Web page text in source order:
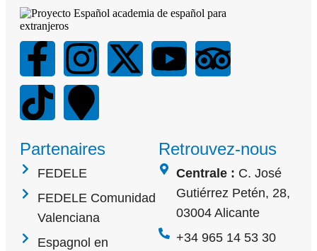
Partenaires
FEDELE
FEDELE Comunidad
Valenciana
Espagnol en
Retrouvez-nous
Centrale : C. José
Gutiérrez Petén, 28,
03004 Alicante
+34 965 14 53 30